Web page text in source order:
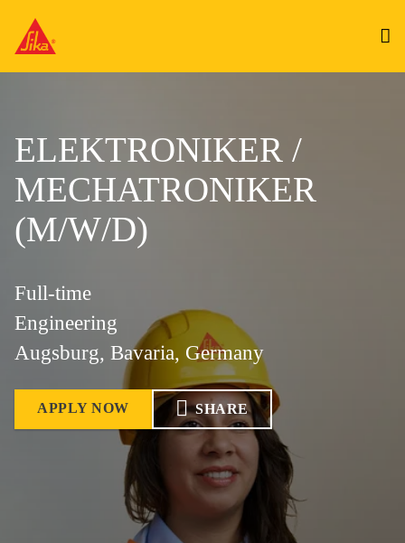
ELEKTRONIKER /
MECHATRONIKER
(M/W/D)
Full-time
Engineering
Augsburg, Bavaria, Germany
APPLY NOW SHARE